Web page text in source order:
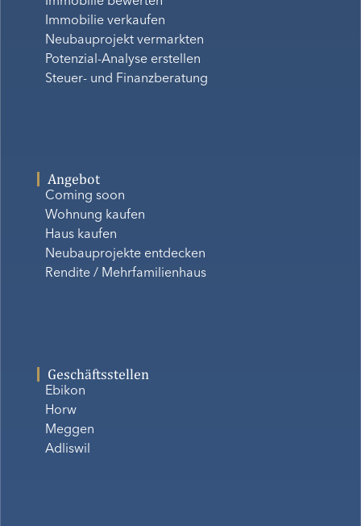
Immobilie verkaufen
Neubauprojekt vermarkten
Potenzial-Analyse erstellen
Steuer- und Finanzberatung
Angebot
Coming soon
Wohnung kaufen
Haus kaufen
Neubauprojekte entdecken
Rendite / Mehrfamilienhaus
Geschäftsstellen
Ebikon
Horw
Meggen
Adliswil